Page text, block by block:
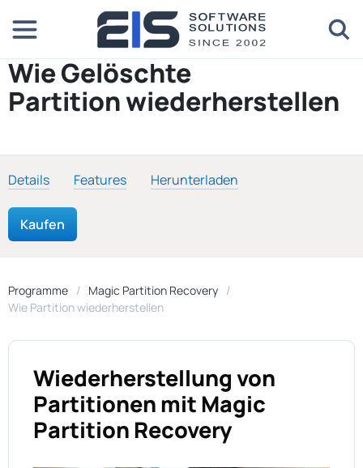
Wie Gelöschte
Partition wiederherstellen
Details Features Herunterladen
Kaufen
Programme
Magic Partition Recovery
Wie Partition wiederherstellen
Wiederherstellung von
Partitionen mit Magic
Partition Recovery